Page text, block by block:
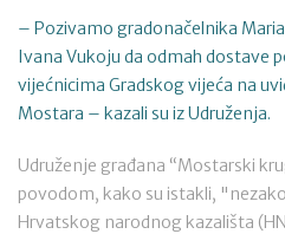
– Pozivamo gradonačelnika
Ivana Vukoju da odmah dostave
vijećnicima Gradskog vijeća na
Mostara – kazali su iz Udruženja.
Udruženje građana “Mostarski
povodom, kako su istakli,
Hrvatskog narodnog kazališta